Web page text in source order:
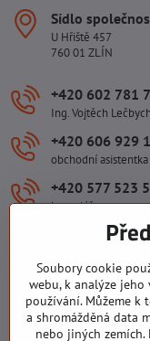
Sídlo
U Hřiště 457
760 01 ZLÍN
+420 602 781
Ing. Vojtěch
+420 606 929
obchodní
+420 577 523
kancelář
Důležité odkazy
Soubory cookie
webu, k analýze
používání. Můžeme
a shromážděná data
nebo jiných